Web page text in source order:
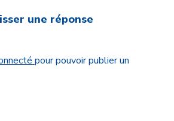
une réponse
pour pouvoir publier un